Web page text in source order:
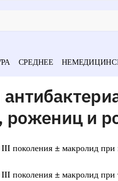
СРЕДНЕЕ
и
поколения ± макролид
поколения ± макролид